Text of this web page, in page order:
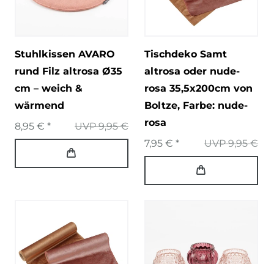
Stuhlkissen AVARO
rund Filz altrosa Ø35
cm – weich &
wärmend
UVP 9,95 €
8,95 € *
Tischdeko Samt
altrosa oder nude-
rosa 35,5x200cm von
Boltze, Farbe: nude-
rosa
UVP 9,95 €
7,95 € *